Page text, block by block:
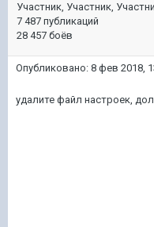
Участник, Участник,
7 487 публикаций
28 457 боёв
Опубликовано: 8 фев 2018,
удалите файл настроек,